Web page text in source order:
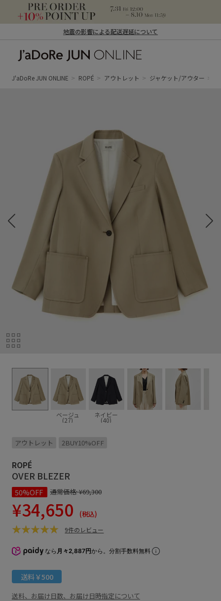
地震の影響による配送遅延について
ン オンライン）
J'aDoRe JUN ONLINE ROPÉ アウトレット ジャケット/アウター
ベージュ
(27)
ネイビー
(40)
アウトレット 2BUY10%OFF
ROPÉ
OVER BLEZER
50%OFF 通常価格:¥69,300
¥34,650 (税込)
9件のレビュー
なら 月々2,887円から。分割手数料無料
送料￥500
送料、お届け日数、お届け日時指定について